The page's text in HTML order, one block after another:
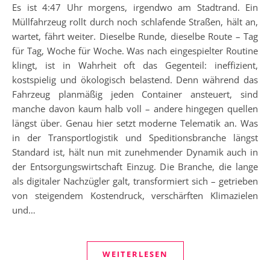
Es ist 4:47 Uhr morgens, irgendwo am Stadtrand. Ein
Müllfahrzeug rollt durch noch schlafende Straßen, hält an,
wartet, fährt weiter. Dieselbe Runde, dieselbe Route – Tag
für Tag, Woche für Woche. Was nach eingespielter Routine
klingt, ist in Wahrheit oft das Gegenteil: ineffizient,
kostspielig und ökologisch belastend. Denn während das
Fahrzeug planmäßig jeden Container ansteuert, sind
manche davon kaum halb voll – andere hingegen quellen
längst über. Genau hier setzt moderne Telematik an. Was
in der Transportlogistik und Speditionsbranche längst
Standard ist, hält nun mit zunehmender Dynamik auch in
der Entsorgungswirtschaft Einzug. Die Branche, die lange
als digitaler Nachzügler galt, transformiert sich – getrieben
von steigendem Kostendruck, verschärften Klimazielen
und…
WEITERLESEN